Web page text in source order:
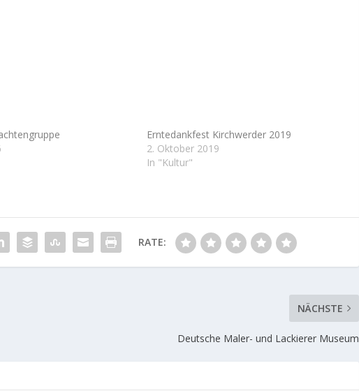
Erntedankfest Kirchwerder 2019
2. Oktober 2019
In "Kultur"
RATE:
NÄCHSTE
Deutsche Maler- und Lackierer Museum